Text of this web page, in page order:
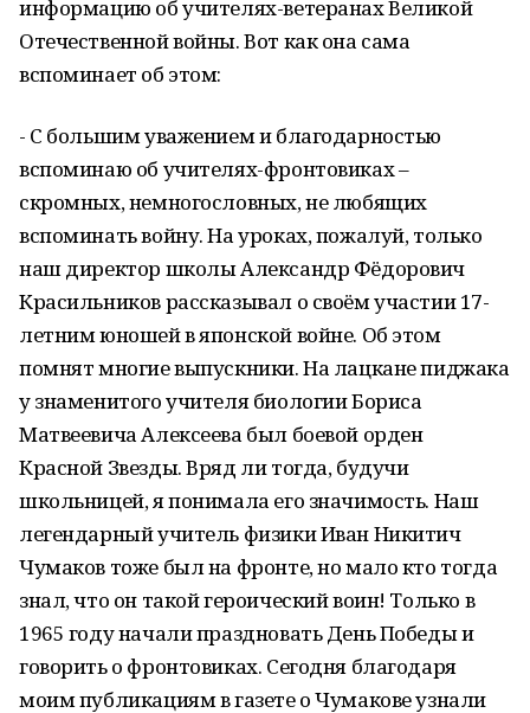
информацию об учителях-ветеранах Великой
Отечественной войны. Вот как она сама
вспоминает об этом:
- С большим уважением и благодарностью
вспоминаю об учителях-фронтовиках –
скромных, немногословных, не любящих
вспоминать войну. На уроках, пожалуй, только
наш директор школы Александр Фёдорович
Красильников рассказывал о своём участии 17-
летним юношей в японской войне. Об этом
помнят многие выпускники. На лацкане пиджака
у знаменитого учителя биологии Бориса
Матвеевича Алексеева был боевой орден
Красной Звезды. Вряд ли тогда, будучи
школьницей, я понимала его значимость. Наш
легендарный учитель физики Иван Никитич
Чумаков тоже был на фронте, но мало кто тогда
знал, что он такой героический воин! Только в
1965 году начали праздновать День Победы и
говорить о фронтовиках. Сегодня благодаря
моим публикациям в газете о Чумакове узнали